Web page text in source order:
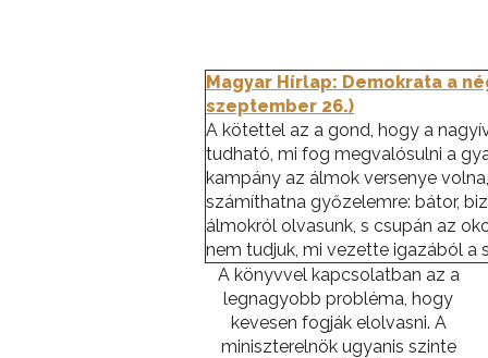
Magyar Hírlap: Demokrata a
szeptember 26.)
A kötettel az a gond, hogy a
tudható, mi fog megvalósulni a
kampány az álmok versenye
számíthatna győzelemre: bátor,
álmokról olvasunk, s csupán az
nem tudjuk, mi vezette igazából a
A könyvvel kapcsolatban az a
legnagyobb probléma, hogy
kevesen fogják elolvasni. A
miniszterelnök ugyanis szinte